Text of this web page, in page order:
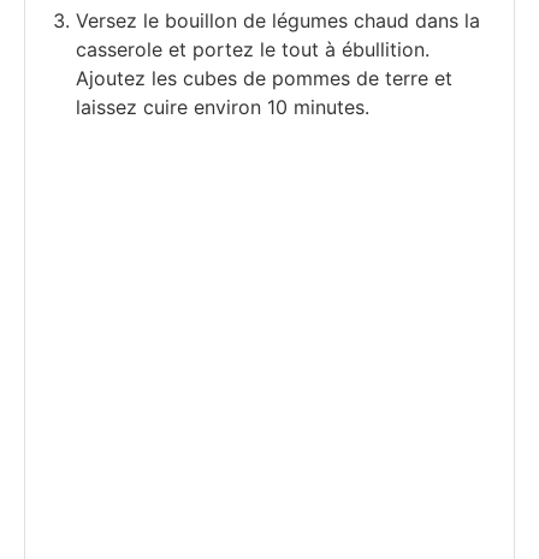
Versez le bouillon de légumes chaud dans la
casserole et portez le tout à ébullition.
Ajoutez les cubes de pommes de terre et
laissez cuire environ 10 minutes.